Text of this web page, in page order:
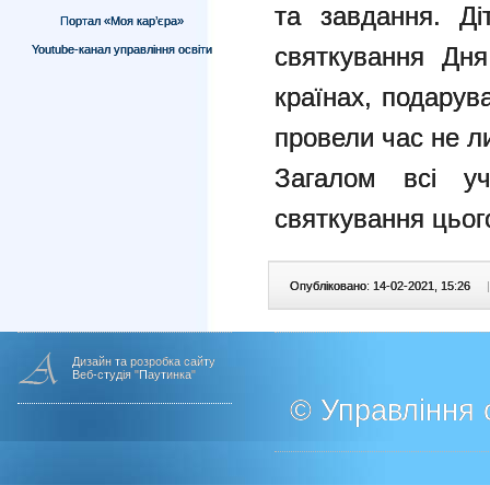
Портал «Моя кар’єра»
Youtube-канал управління освіти
та завдання.
святкування
країнах,
провели час не
Загалом всі
святкування
Опубліковано: 14-02-2021, 15:26 |
Дизайн та розробка сайту
Веб-студія "Паутинка"
© Управління